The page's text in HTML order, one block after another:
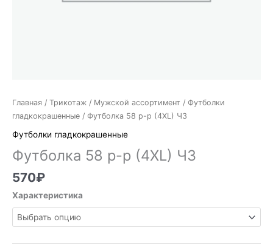
Главная / Трикотаж / Мужской ассортимент / Футболки
гладкокрашенные / Футболка 58 р-р (4XL) ЧЗ
Футболки гладкокрашенные
Футболка 58 р-р (4XL) ЧЗ
570₽
Характеристика